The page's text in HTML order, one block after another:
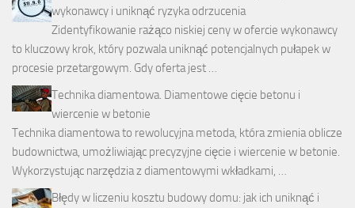
wykonawcy i uniknąć ryzyka odrzucenia
Zidentyfikowanie rażąco niskiej ceny w ofercie wykonawcy
to kluczowy krok, który pozwala uniknąć potencjalnych pułapek w
procesie przetargowym. Gdy oferta jest …
Technika diamentowa. Diamentowe cięcie betonu i
wiercenie w betonie
Technika diamentowa to rewolucyjna metoda, która zmienia oblicze
budownictwa, umożliwiając precyzyjne cięcie i wiercenie w betonie.
Wykorzystując narzędzia z diamentowymi wkładkami, …
Błędy w liczeniu kosztu budowy domu: jak ich uniknąć i